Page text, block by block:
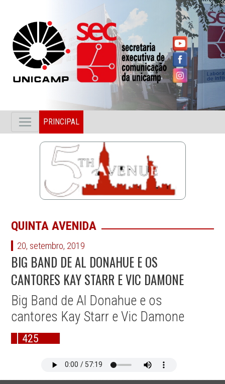
PRINCIPAL
QUINTA AVENIDA
20, setembro, 2019
BIG BAND DE AL DONAHUE E OS
CANTORES KAY STARR E VIC DAMONE
Big Band de Al Donahue e os
cantores Kay Starr e Vic Damone
425